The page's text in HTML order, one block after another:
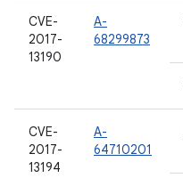
CVE-
2017-
13190
A-
68299873
CVE-
2017-
13194
A-
64710201